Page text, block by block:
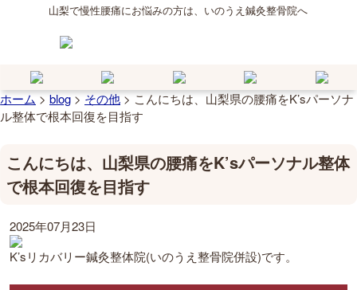
山梨で慢性腰痛にお悩みの方は、いのうえ鍼灸整骨院へ
ホーム > blog > その他 > こんにちは、山梨県の腰痛をK’sパーソナ
ル整体で根本回復を目指す
こんにちは、山梨県の腰痛をK’sパーソナル整体
で根本回復を目指す
2025年07月23日
K’sリカバリー鍼灸整体院(いのうえ整骨院併設)です。